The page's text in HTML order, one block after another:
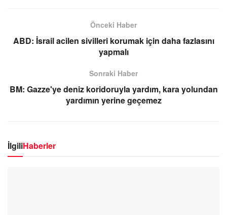
Önceki Haber
ABD: İsrail acilen sivilleri korumak için daha fazlasını
yapmalı
Sonraki Haber
BM: Gazze'ye deniz koridoruyla yardım, kara yolundan
yardımın yerine geçemez
İlgiliHaberler